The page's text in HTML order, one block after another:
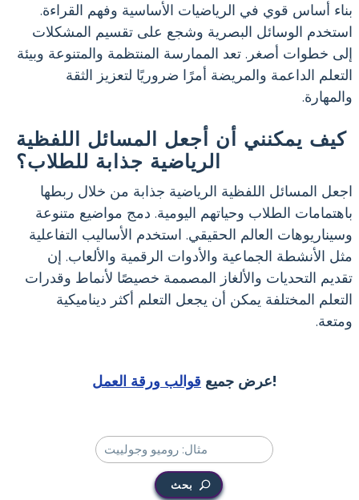
بناء أساس قوي في الرياضيات الأساسية وفهم القراءة.
استخدم الوسائل البصرية وشجع على تقسيم المشكلات
إلى خطوات أصغر. تعد الممارسة المنتظمة والمتنوعة وبيئة
التعلم الداعمة والمريضة أمرًا ضروريًا لتعزيز الثقة
والمهارة.
كيف يمكنني أن أجعل المسائل اللفظية
الرياضية جذابة للطلاب؟
اجعل المسائل اللفظية الرياضية جذابة من خلال ربطها
باهتمامات الطلاب وحياتهم اليومية. دمج مواضيع متنوعة
وسيناريوهات العالم الحقيقي. استخدم الأساليب التفاعلية
مثل الأنشطة الجماعية والأدوات الرقمية والألعاب. إن
تقديم التحديات والألغاز المصممة خصيصًا لأنماط وقدرات
التعلم المختلفة يمكن أن يجعل التعلم أكثر ديناميكية
ومتعة.
عرض جميع قوالب ورقة العمل !
بحث